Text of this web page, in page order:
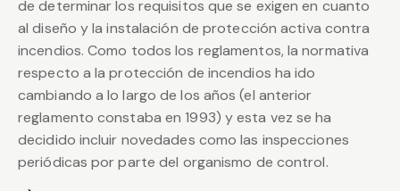
de determinar los requisitos que se exigen en cuanto
al diseño y la instalación de protección activa contra
incendios. Como todos los reglamentos, la normativa
respecto a la protección de incendios ha ido
cambiando a lo largo de los años (el anterior
reglamento constaba en 1993) y esta vez se ha
decidido incluir novedades como las inspecciones
periódicas por parte del organismo de control.